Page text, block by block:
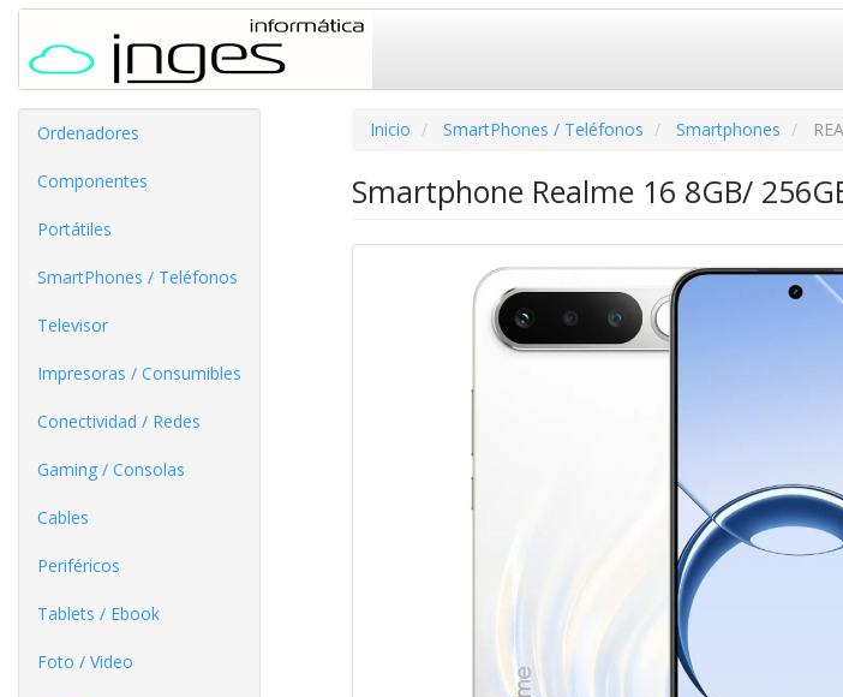
Ordenadores
Componentes
Portátiles
SmartPhones / Teléfonos
Televisor
Impresoras / Consumibles
Conectividad / Redes
Gaming / Consolas
Cables
Periféricos
Tablets / Ebook
Foto / Video
Inicio SmartPhones / Teléfonos Smartphones
Smartphone Realme 16 8GB/